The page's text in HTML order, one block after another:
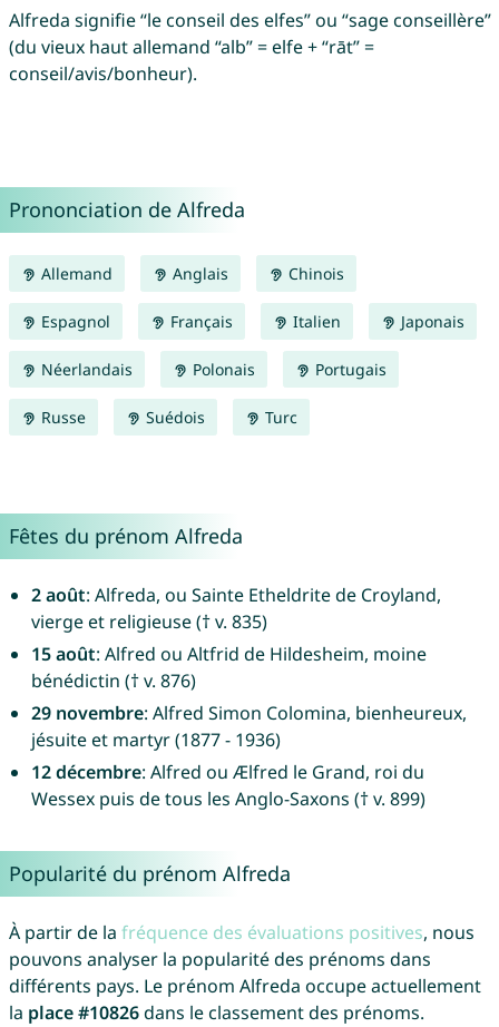
Alfreda signifie “le conseil des elfes” ou “sage conseillère”
(du vieux haut allemand “alb” = elfe + “rāt” =
conseil/avis/bonheur).
Prononciation de Alfreda
Allemand Anglais Chinois
Espagnol Français Italien Japonais
Néerlandais Polonais Portugais
Russe Suédois Turc
Fêtes du prénom Alfreda
2 août: Alfreda, ou Sainte Etheldrite de Croyland,
vierge et religieuse († v. 835)
15 août: Alfred ou Altfrid de Hildesheim, moine
bénédictin († v. 876)
29 novembre: Alfred Simon Colomina, bienheureux,
jésuite et martyr (1877 - 1936)
12 décembre: Alfred ou Ælfred le Grand, roi du
Wessex puis de tous les Anglo-Saxons († v. 899)
Popularité du prénom Alfreda
À partir de la fréquence des évaluations positives, nous
pouvons analyser la popularité des prénoms dans
différents pays. Le prénom Alfreda occupe actuellement
la place #10826dans le classement des prénoms.